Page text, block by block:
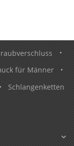
•
für Männer
•
• Schlangenketten